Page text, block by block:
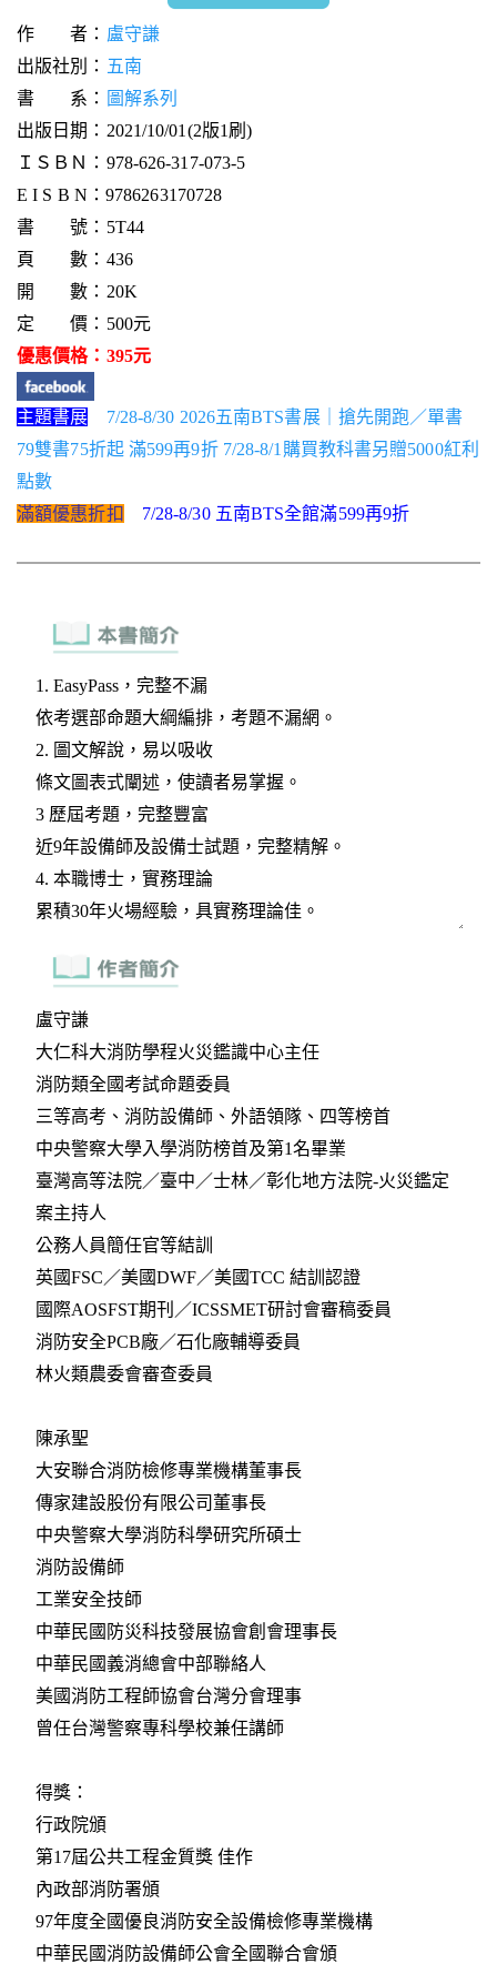
作 者： 盧守謙
出版社別： 五南
書 系： 圖解系列
出版日期：2021/10/01(2版1刷)
ＩＳＢＮ：978-626-317-073-5
E I S B N：9786263170728
書 號：5T44
頁 數：436
開 數：20K
定 價：500元
優惠價格：395元
主題書展
7/28-8/30 2026五南BTS書展｜搶先開跑／單書
79雙書75折起 滿599再9折 7/28-8/1購買教科書另贈5000紅利
點數
滿額優惠折扣
7/28-8/30 五南BTS全館滿599再9折